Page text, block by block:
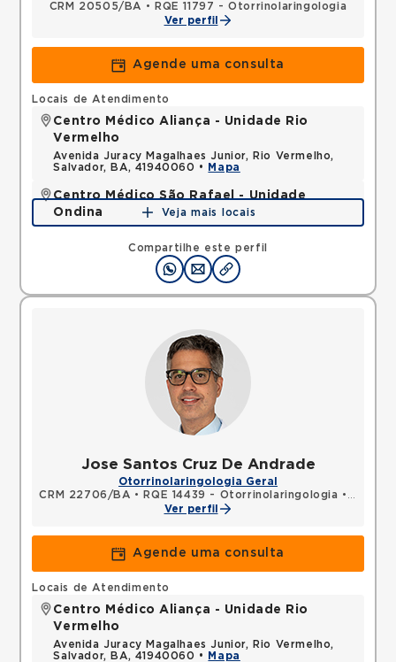
CRM 20505/BA •
RQE 11797 - Otorrinolaringologia
Ver perfil
Agende uma consulta
Compartilhe este perfil
Locais de Atendimento
Centro Médico Aliança - Unidade Rio
Vermelho
Avenida Juracy Magalhaes Junior, Rio Vermelho,
Salvador, BA, 41940060 •
Mapa
Centro Médico São Rafael - Unidade
Ondina
Avenida Milton Santos, Ondina, Salvador, BA,
Mapa
Veja mais locais
Jose Santos Cruz De Andrade
Otorrinolaringologia Geral
CRM 22706/BA • RQE 14439 - Otorrinolaringologia •
Ver perfil
Agende uma consulta
Locais de Atendimento
Centro Médico Aliança - Unidade Rio
Vermelho
Avenida Juracy Magalhaes Junior, Rio Vermelho,
Salvador, BA, 41940060 •
Mapa